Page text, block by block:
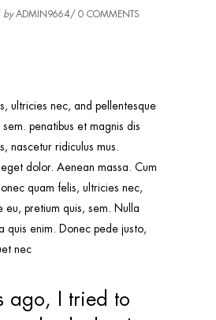
byADMIN9664 0 COMMENTS
ultricies nec, and pellentesque
penatibus et magnis dis
nascetur ridiculus mus.
dolor. Aenean massa. Cum
quam felis, ultricies nec,
eu, pretium quis, sem. Nulla
quis enim. Donec pede justo,
nec
ago, I tried to